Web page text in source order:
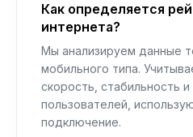
Как определяется
интернета?
Мы анализируем данные
мобильного типа.
скорость, стабильность
пользователей,
подключение.